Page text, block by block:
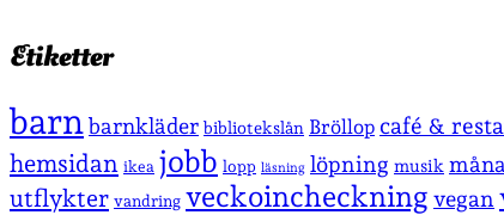
Etiketter
barnbarnkläder bibliotekslån Bröllop café &
hemsidan ikea jobb lopp läsning löpning musik
utflykter vandring veckoincheckning vegan